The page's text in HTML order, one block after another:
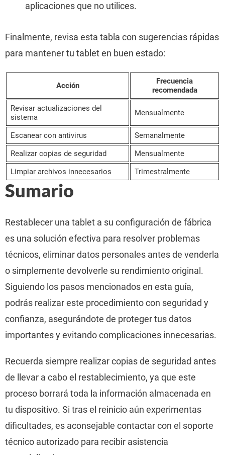
aplicaciones que no utilices.
Finalmente, revisa esta tabla con sugerencias rápidas
para mantener tu tablet en buen estado:
Acción
Frecuencia
recomendada
Revisar actualizaciones del
sistema
Mensualmente
Escanear con antivirus
Semanalmente
Realizar copias de seguridad
Mensualmente
Limpiar archivos innecesarios
Trimestralmente
Sumario
Restablecer una tablet a su configuración de fábrica
es una solución efectiva para resolver problemas
técnicos, eliminar datos personales antes de venderla
o simplemente devolverle su rendimiento original.
Siguiendo los pasos mencionados en esta guía,
podrás realizar este procedimiento con seguridad y
confianza, asegurándote de proteger tus datos
importantes y evitando complicaciones innecesarias.
Recuerda siempre realizar copias de seguridad antes
de llevar a cabo el restablecimiento, ya que este
proceso borrará toda la información almacenada en
tu dispositivo. Si tras el reinicio aún experimentas
dificultades, es aconsejable contactar con el soporte
técnico autorizado para recibir asistencia